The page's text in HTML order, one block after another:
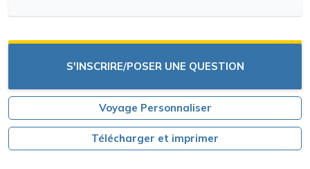
S'INSCRIRE/POSER UNE QUESTION
Voyage Personnaliser
Télécharger et imprimer